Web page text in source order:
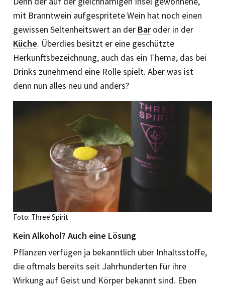
mit Branntwein aufgespritete Wein hat noch einen
gewissen Seltenheitswert an der Baroder in der
Küche. Überdies besitzt er eine geschützte
Herkunftsbezeichnung, auch das ein Thema, das bei
Drinks zunehmend eine Rolle spielt. Aber was ist
denn nun alles neu und anders?
Foto: Three Spirit
Kein Alkohol? Auch eine Lösung
Pflanzen verfügen ja bekanntlich über Inhaltsstoffe,
die oftmals bereits seit Jahrhunderten für ihre
Wirkung auf Geist und Körper bekannt sind. Eben